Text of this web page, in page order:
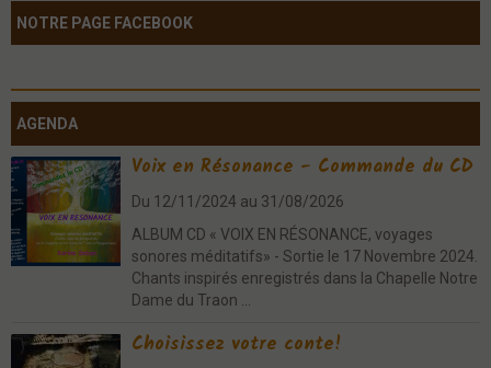
NOTRE PAGE FACEBOOK
AGENDA
Voix en Résonance - Commande du CD
Du 12/11/2024 au 31/08/2026
ALBUM CD « VOIX EN RÉSONANCE, voyages
sonores méditatifs» - Sortie le 17 Novembre 2024.
Chants inspirés enregistrés dans la Chapelle Notre
Dame du Traon ...
Choisissez votre conte!